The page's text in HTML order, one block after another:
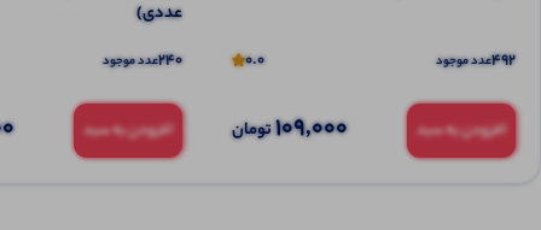
492عدد موجود 0.0
افزودن به سبد 109,000تومان
عددی)
240عدد موجود
افزودن به سبد